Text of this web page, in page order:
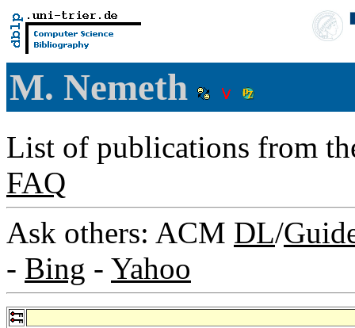
M. Nemeth
List of publications from
FAQ
Ask others: ACM DL/
- Bing - Yahoo